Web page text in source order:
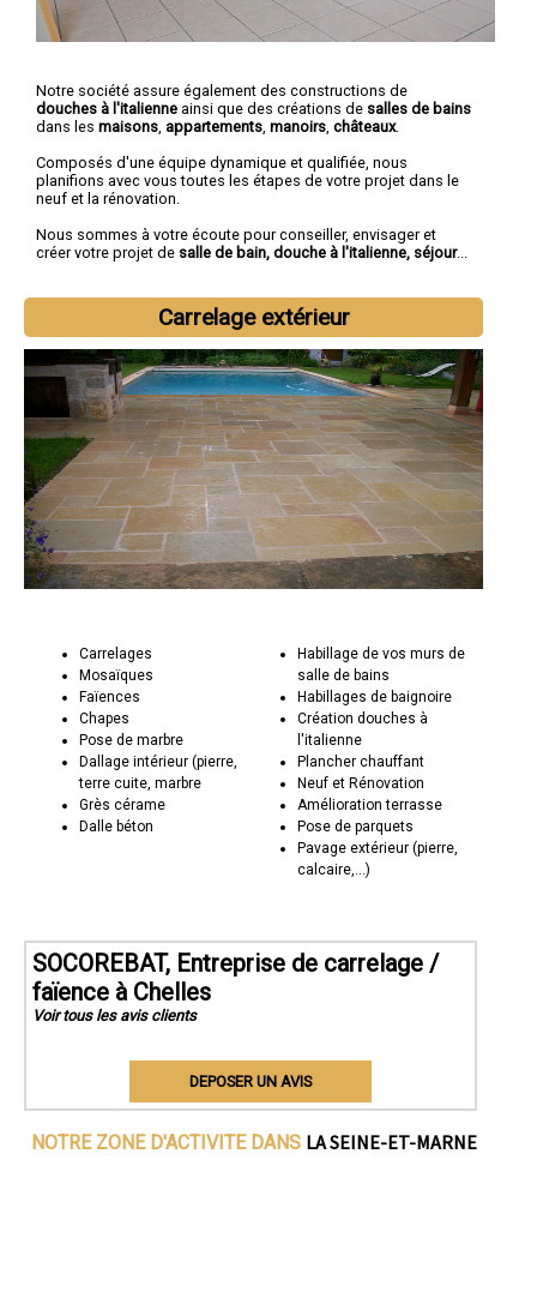
Notre société assure également des constructions de
douches à l'italienne ainsi que des créations de salles de bains
dans les maisons appartements manoirs châteaux.
Composés d'une équipe dynamique et qualifiée, nous
planifions avec vous toutes les étapes de votre projet dans le
neuf et la rénovation.
Nous sommes à votre écoute pour conseiller, envisager et
créer votre projet de salle de bain, douche à l'italienne, séjour...
Carrelage extérieur
Carrelages
Mosaïques
Faïences
Chapes
Pose de marbre
Dallage intérieur (pierre,
terre cuite, marbre
Grès cérame
Dalle béton
Habillage de vos murs de
salle de bains
Habillages de baignoire
Création douches à
l'italienne
Plancher chauffant
Neuf et Rénovation
Amélioration terrasse
Pose de parquets
Pavage extérieur (pierre,
calcaire,...)
SOCOREBAT, Entreprise de carrelage /
faïence à Chelles
Voir tous les avis clients
DEPOSER UN AVIS
NOTRE ZONE D'ACTIVITE DANS LA SEINE-ET-MARNE